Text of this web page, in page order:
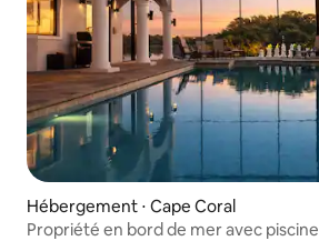
Hébergement ⋅ Cape Coral
Propriété en bord de mer avec